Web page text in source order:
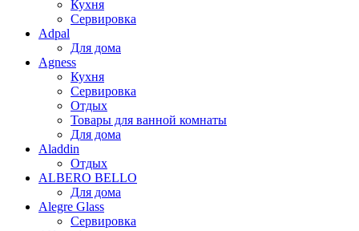
Кухня
Сервировка
Adpal
Для дома
Agness
Кухня
Сервировка
Отдых
Товары для ванной комнаты
Для дома
Aladdin
Отдых
ALBERO BELLO
Для дома
Alegre Glass
Сервировка